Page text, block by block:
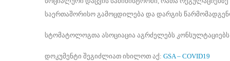
საერთაშორისო გამოცდილება და დარგის
სტომატოლოგთა ასოციაცია აგრძელებს
დოკუმენტი შეგიძლიათ იხილოთ აქ: GSA – COVID19